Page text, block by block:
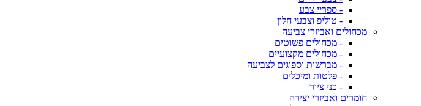
- ספריי צבע
- טוליפ וצבעי חלון
מכחולים ואביזרי צביעה
- מכחולים פשוטים
- מכחולים מקצועיים
- מברשות וספוגים לצביעה
- פלטות ומיכלים
- כני ציור
חומרים ואביזרי יצירה